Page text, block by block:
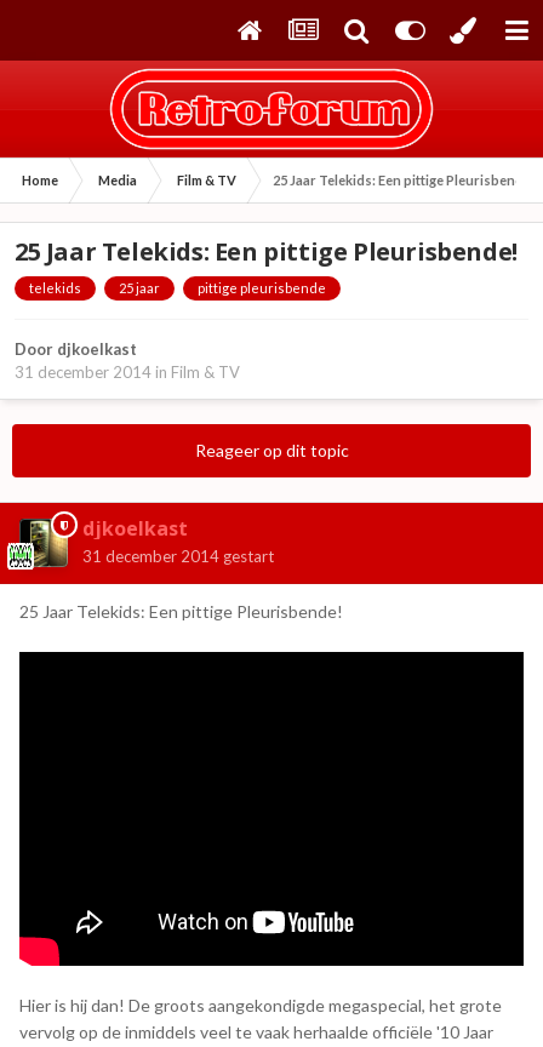
Home Media Film & TV 25 Jaar Telekids: Een pittige Pleurisbende!
25 Jaar Telekids: Een pittige Pleurisbende!
telekids 25 jaar pittige pleurisbende
Door djkoelkast
31 december 2014 in Film & TV
Reageer op dit topic
djkoelkast
31 december 2014 gestart
25 Jaar Telekids: Een pittige Pleurisbende!
Hier is hij dan! De groots aangekondigde megaspecial, het grote
vervolg op de inmiddels veel te vaak herhaalde officiële '10 Jaar